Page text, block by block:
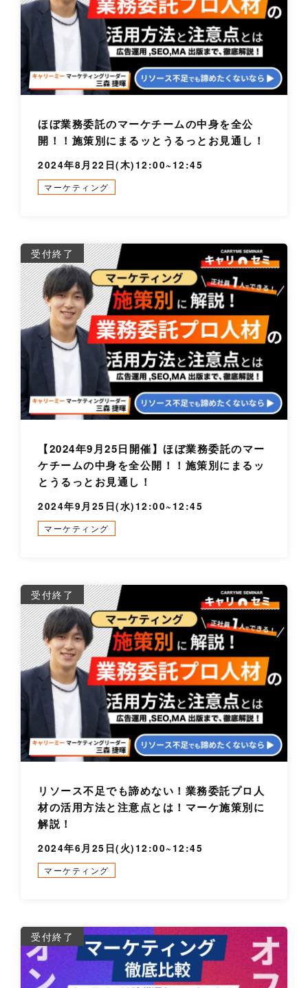
ほぼ業務委託のマーケチームの中身を全公
開！！施策別にまるッとうるっとお見通し！
2024年8月22日(木)12:00~12:45
マーケティング
受付終了
【2024年9月25日開催】ほぼ業務委託のマー
ケチームの中身を全公開！！施策別にまるッ
とうるっとお見通し！
2024年9月25日(水)12:00~12:45
マーケティング
受付終了
リソース不足でも諦めない！業務委託プロ人
材の活用方法と注意点とは！マーケ施策別に
解説！
2024年6月25日(火)12:00~12:45
マーケティング
受付終了